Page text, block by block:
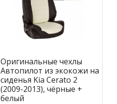
Оригинальные чехлы
Автопилот из экокожи на
сиденья Kia Cerato 2
(2009-2013), чёрные +
белый